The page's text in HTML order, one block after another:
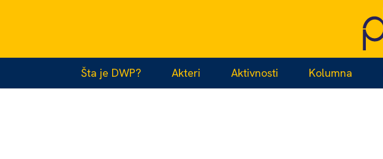
Šta je DWP? Akteri Aktivnosti Kolumna